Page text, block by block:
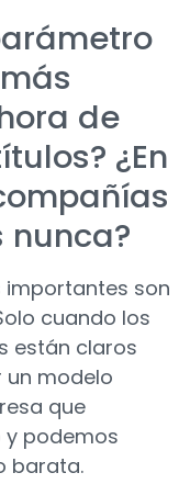
de
¿En
nunca?
importantes son
cuando los
están claros
modelo
que
podemos
barata.